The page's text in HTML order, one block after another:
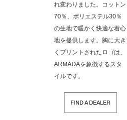
れ変わりました。コットン
70％、ポリエステル30％
の生地で暖かく快適な着心
地を提供します。胸に大き
くプリントされたロゴは、
ARMADAを象徴するスタ
イルです。
FIND A DEALER